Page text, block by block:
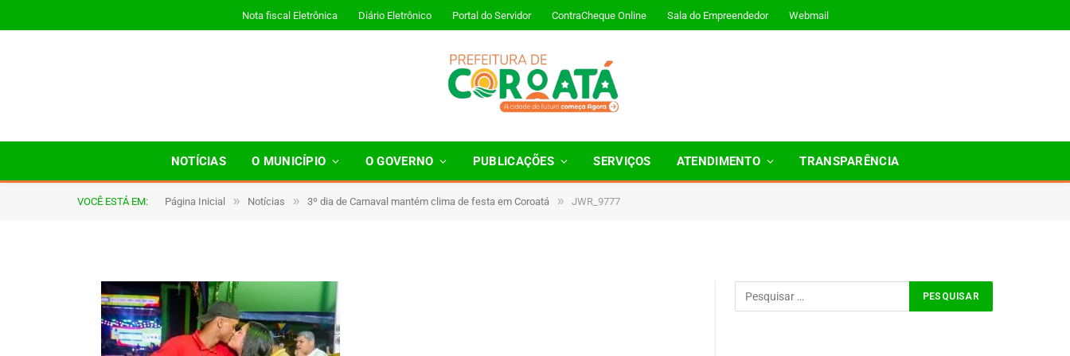
Nota fiscal Eletrônica Diário Eletrônico Portal do Servidor ContraCheque Online Sala do Empreendedor Webmail
NOTÍCIAS O MUNICÍPIO O GOVERNO PUBLICAÇÕES SERVIÇOS ATENDIMENTO TRANSPARÊNCIA
VOCÊ ESTÁ EM: Página Inicial » Notícias » 3º dia de Carnaval mantém clima de festa em Coroatá » JWR_9777
JWR_9777